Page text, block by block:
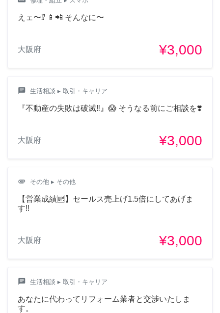
えェ〜⁉️ 📱📲 そんなに〜
大阪府 ¥3,000
chat 生活相談 ▸ 取引・キャリア
『不動産の失敗は破滅‼️』😱 そうなる前にご相談を❣️
大阪府 ¥3,000
attachment その他 ▸ その他
【営業成績🆙】セールス売上げ1.5倍にしてあげま
す‼️
大阪府 ¥3,000
chat 生活相談 ▸ 取引・キャリア
あなたに代わってリフォーム業者と交渉いたしま
す。